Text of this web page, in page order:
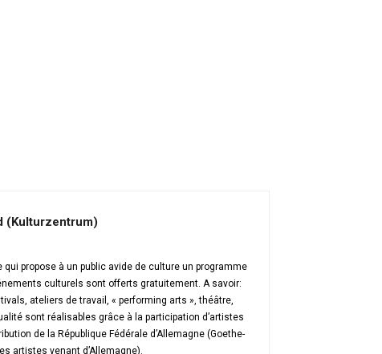
(Kulturzentrum)
propose à un public avide de culture un programme
culturels sont offerts gratuitement. A savoir:
ateliers de travail, « performing arts », théâtre,
sont réalisables grâce à la participation d’artistes
de la République Fédérale d’Allemagne (Goethe-
artistes venant d’Allemagne).